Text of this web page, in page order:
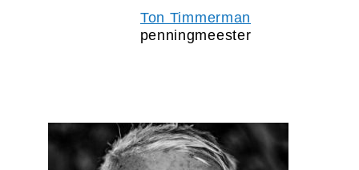
Ton Timmerman
penningmeester